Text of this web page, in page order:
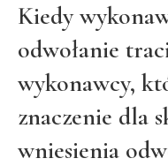
Kiedy
odwołanie
wykonawcy,
znaczenie dla
wniesienia